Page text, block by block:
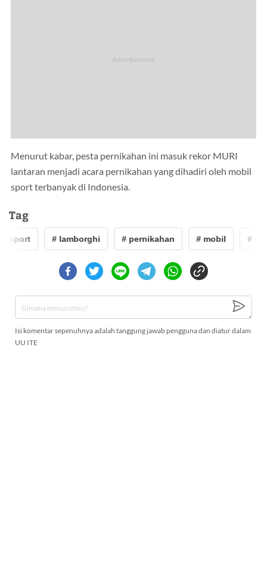
Menurut kabar, pesta pernikahan ini masuk rekor MURI
lantaran menjadi acara pernikahan yang dihadiri oleh mobil
sport terbanyak di Indonesia.
Tag
sport # lamborghi # pernikahan # mobil #
Isi komentar sepenuhnya adalah tanggung jawab pengguna dan diatur dalam
UU ITE